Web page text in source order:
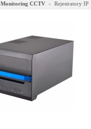
Monitoring CCTV » Rejestratory IP